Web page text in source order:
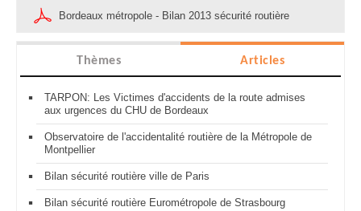
Bordeaux métropole - Bilan 2013 sécurité routière
Thèmes Articles
TARPON: Les Victimes d'accidents de la route admises
aux urgences du CHU de Bordeaux
Observatoire de l'accidentalité routière de la Métropole de
Montpellier
Bilan sécurité routière ville de Paris
Bilan sécurité routière Eurométropole de Strasbourg